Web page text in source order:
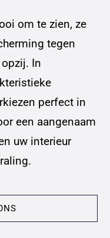
om te zien, ze
tegen
In
perfect in
een aangenaam
uw interieur